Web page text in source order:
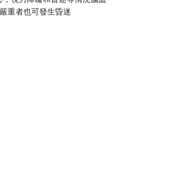
重者也可發生昏迷